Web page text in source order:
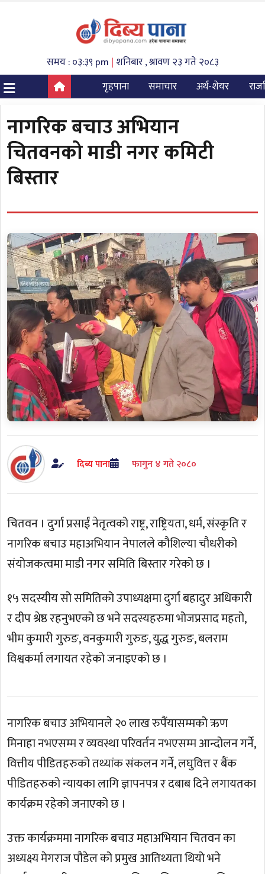
समय : ०३:३९ pm | शनिबार , श्रावण २३ गते २०८३
गृहपाना
समाचार अर्थ-शेयर
नागरिक बचाउ अभियान
चितवनको माडी नगर कमिटी
बिस्तार
दिब्य पाना फागुन ४ गते २०८०
चितवन । दुर्गा प्रसाईं नेतृत्वको राष्ट्र, राष्ट्रियता, धर्म, संस्कृति र
नागरिक बचाउ महाअभियान नेपालले कौशिल्या चौधरीको
संयोजकत्वमा माडी नगर समिति बिस्तार गरेको छ ।
१५ सदस्यीय सो समितिको उपाध्यक्षमा दुर्गा बहादुर अधिकारी
र दीप श्रेष्ठ रहनुभएको छ भने सदस्यहरुमा भोजप्रसाद महतो,
भीम कुमारी गुरुङ, वनकुमारी गुरुङ, युद्ध गुरुङ, बलराम
विश्वकर्मा लगायत रहेको जनाइएको छ ।
नागरिक बचाउ अभियानले २० लाख रुपैंयासम्मको ऋण
मिनाहा नभएसम्म र व्यवस्था परिवर्तन नभएसम्म आन्दोलन गर्ने,
वित्तीय पीडितहरुको तथ्यांक संकलन गर्ने, लघुवित्त र बैंक
पीडितहरुको न्यायका लागि ज्ञापनपत्र र दबाब दिने लगायतका
कार्यक्रम रहेको जनाएको छ ।
उक्त कार्यक्रममा नागरिक बचाउ महाअभियान चितवन का
अध्यक्ष्य मेगराज पौडेल को प्रमुख आतिथ्यता थियो भने